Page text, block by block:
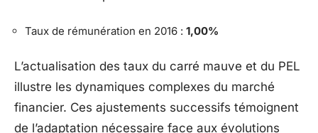
Taux de rémunération en 2016 : 1,00%
L’actualisation des taux du carré mauve et du PEL
illustre les dynamiques complexes du marché
financier. Ces ajustements successifs témoignent
de l’adaptation nécessaire face aux évolutions